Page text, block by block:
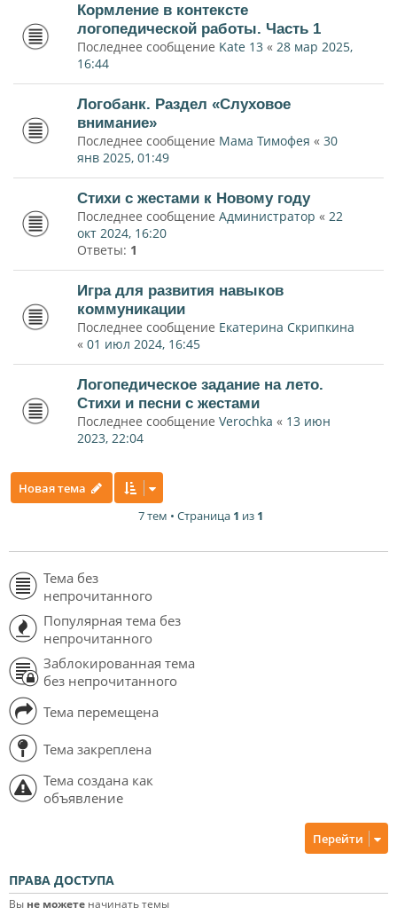
Кормление в контексте
логопедической работы. Часть 1
Последнее сообщение Kate 13 « 28 мар 2025,
16:44
Логобанк. Раздел «Слуховое
внимание»
Последнее сообщение Мама Тимофея « 30
янв 2025, 01:49
Стихи с жестами к Новому году
Последнее сообщение Администратор « 22
окт 2024, 16:20
Ответы: 1
Игра для развития навыков
коммуникации
Последнее сообщение Екатерина Скрипкина
« 01 июл 2024, 16:45
Логопедическое задание на лето.
Стихи и песни с жестами
Последнее сообщение Verochka « 13 июн
2023, 22:04
Новая тема
7 тем • Страница 1 из 1
Тема без
непрочитанного
Популярная тема без
непрочитанного
Заблокированная тема
без непрочитанного
Тема перемещена
Тема закреплена
Тема создана как
объявление
Перейти
ПРАВА ДОСТУПА
Вы не можете начинать темы